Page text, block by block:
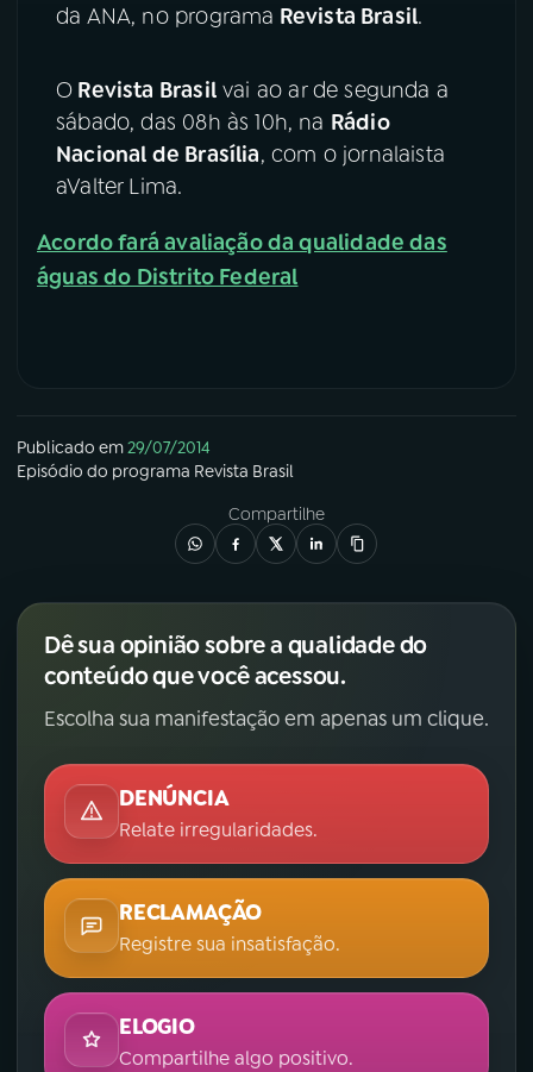
da ANA, no programa Revista Brasil.
O Revista Brasilvai ao ar de segunda a
sábado, das 08h às 10h, na Rádio
Nacional de Brasília, com o jornalaista
aValter Lima.
Acordo fará avaliação da qualidade das
águas do Distrito Federal
Publicado em29/07/2014
Episódio do programa Revista Brasil
Compartilhe
Dê sua opinião sobre a qualidade do
conteúdo que você acessou.
Escolha sua manifestação em apenas um clique.
DENÚNCIA
Relate irregularidades.
RECLAMAÇÃO
Registre sua insatisfação.
ELOGIO
Compartilhe algo positivo.